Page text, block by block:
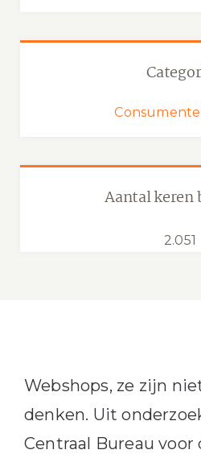
Aantal keren
2.051
Webshops, ze zijn
denken. Uit
Centraal Bureau